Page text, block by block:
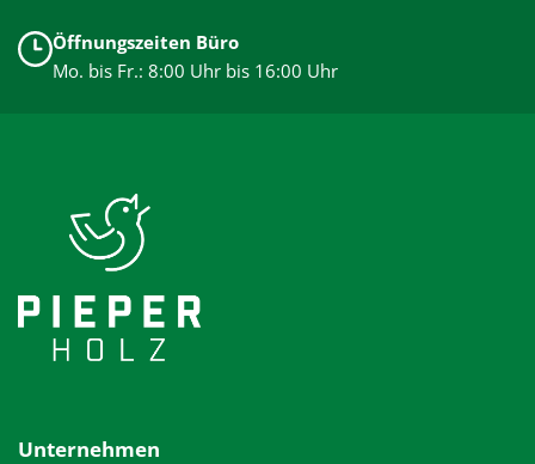
Öffnungszeiten Büro
Mo. bis Fr.: 8:00 Uhr bis 16:00 Uhr
Unternehmen